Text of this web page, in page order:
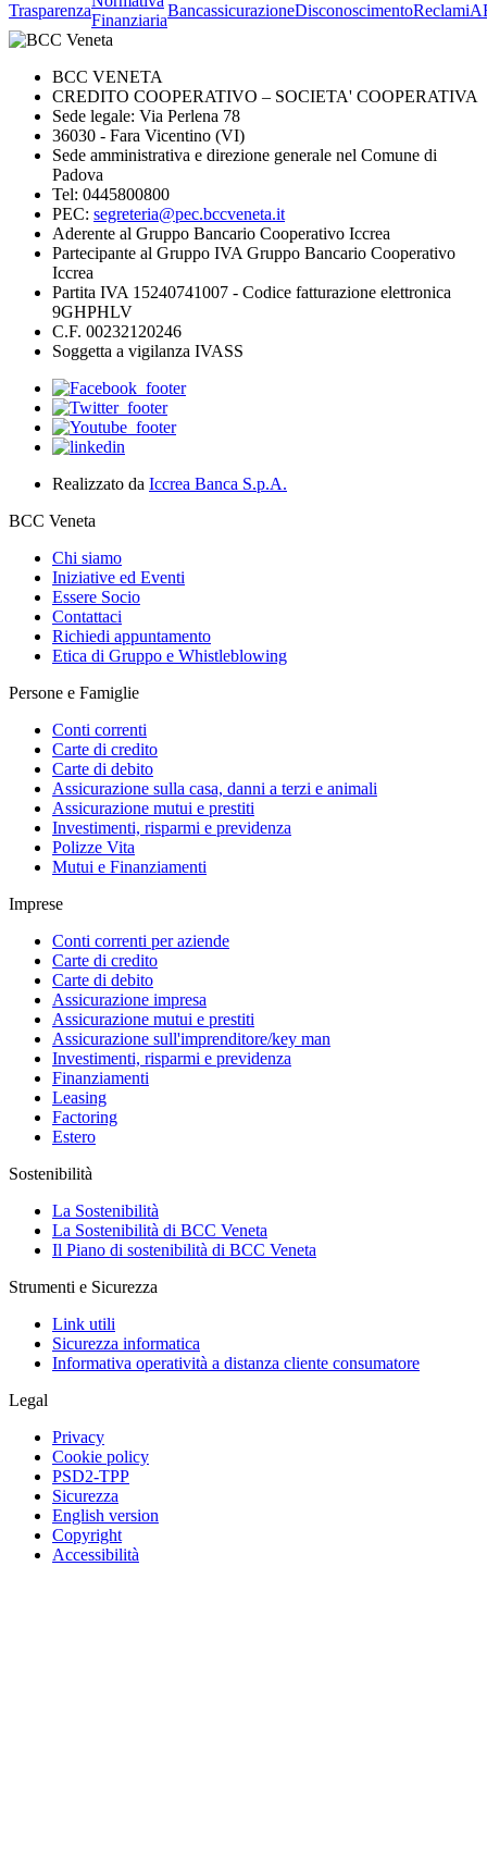
Trasparenza
Finanziaria
BancassicurazioneDisconoscimentoReclami
BCC VENETA
CREDITO COOPERATIVO – SOCIETA' COOPERATIVA
Sede legale: Via Perlena 78
36030 - Fara Vicentino (VI)
Sede amministrativa e direzione generale nel Comune di
Padova
Tel: 0445800800
PEC: segreteria@pec.bccveneta.it
Aderente al Gruppo Bancario Cooperativo Iccrea
Partecipante al Gruppo IVA Gruppo Bancario Cooperativo
Iccrea
Partita IVA 15240741007 - Codice fatturazione elettronica
9GHPHLV
C.F. 00232120246
Soggetta a vigilanza IVASS
Realizzato da Iccrea Banca S.p.A.
BCC Veneta
Chi siamo
Iniziative ed Eventi
Essere Socio
Contattaci
Richiedi appuntamento
Etica di Gruppo e Whistleblowing
Persone e Famiglie
Conti correnti
Carte di credito
Carte di debito
Assicurazione sulla casa, danni a terzi e animali
Assicurazione mutui e prestiti
Investimenti, risparmi e previdenza
Polizze Vita
Mutui e Finanziamenti
Imprese
Conti correnti per aziende
Carte di credito
Carte di debito
Assicurazione impresa
Assicurazione mutui e prestiti
Assicurazione sull'imprenditore/key man
Investimenti, risparmi e previdenza
Finanziamenti
Leasing
Factoring
Estero
Sostenibilità
La Sostenibilità
La Sostenibilità di BCC Veneta
Il Piano di sostenibilità di BCC Veneta
Strumenti e Sicurezza
Link utili
Sicurezza informatica
Informativa operatività a distanza cliente consumatore
Legal
Privacy
Cookie policy
PSD2-TPP
Sicurezza
English version
Copyright
Accessibilità